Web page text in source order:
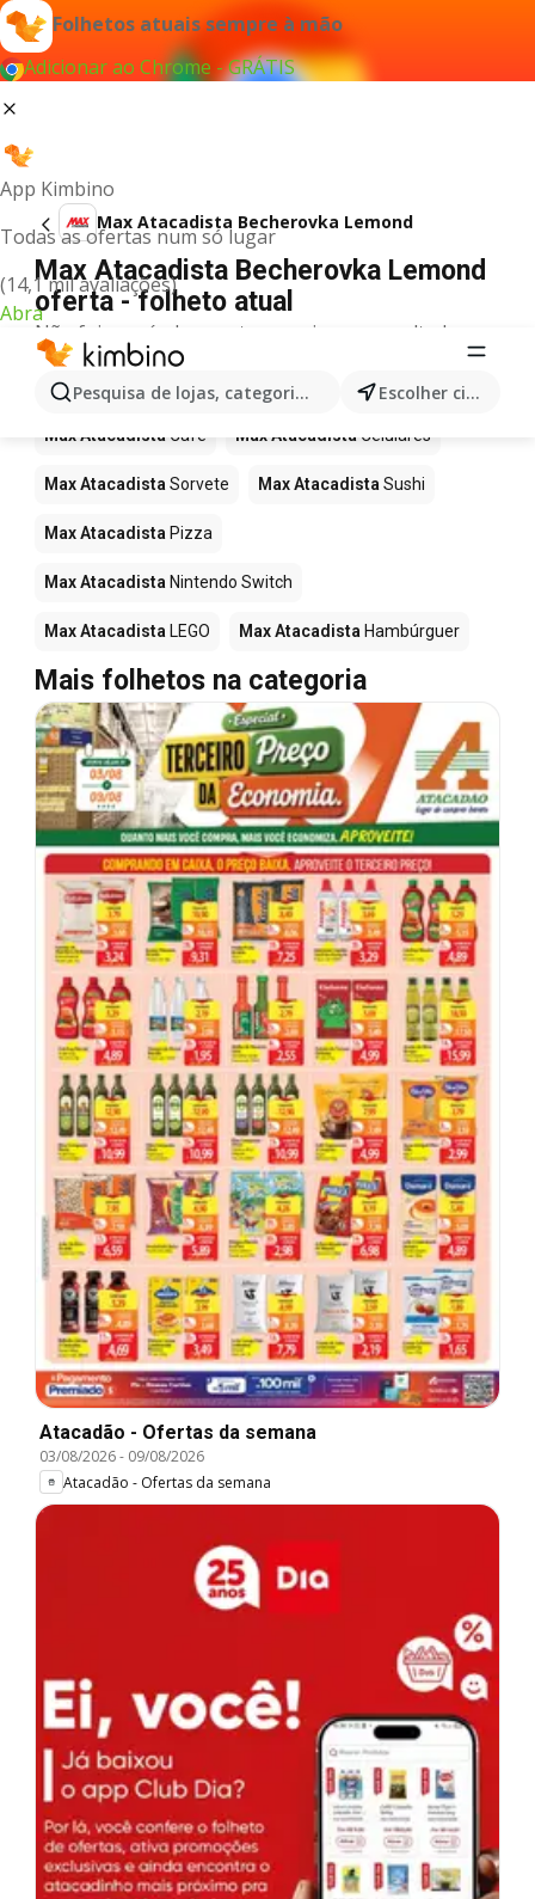
Folhetos atuais sempre à mão
Adicionar ao Chrome - GRÁTIS
App Kimbino
Todas as ofertas num só lugar
(14,1 mil avaliações)
Abra
Pesquisa de lojas, categorias,produtos... Escolher cidade
Max Atacadista Becherovka Lemond
Max Atacadista Becherovka Lemond
oferta - folheto atual
Não foi possível encontrar quaisquer resultados
para este termo.
Mais produtos em Max Atacadista
Max Atacadista Café Max Atacadista Celulares
Max Atacadista Sorvete Max Atacadista Sushi
Max Atacadista Pizza
Max Atacadista Nintendo Switch
Max Atacadista LEGO Max Atacadista Hambúrguer
Mais folhetos na categoria
Atacadão - Ofertas da semana
03/08/2026- 09/08/2026
Atacadão - Ofertas da semana